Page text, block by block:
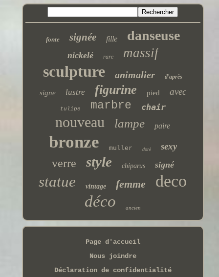
fonte signée fille danseuse
nickelé rare massif
sculpture animalier d'après
signe lustre figurine pied avec
tulipe marbre chair
nouveau lampe paire
bronze muller doré sexy
verre style chiparus signé
statue vintage femme deco
déco ancien
Page d'accueil
Nous joindre
Déclaration de confidentialité